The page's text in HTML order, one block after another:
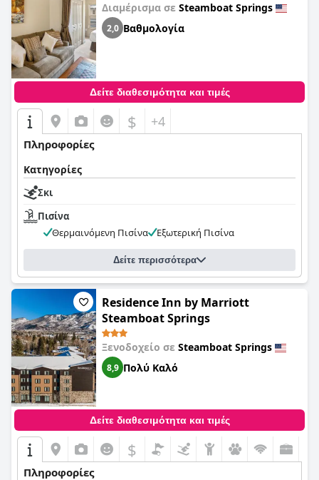
Διαμέρισμα σε Steamboat Springs
2,0 Βαθμολογία
Δείτε διαθεσιμότητα και τιμές
$ +4
Πληροφορίες
Κατηγορίες
Σκι
Πισίνα
Θερμαινόμενη Πισίνα
Εξωτερική Πισίνα
Δείτε περισσότερα
Residence Inn by Marriott
Steamboat Springs
Ξενοδοχείο σε Steamboat Springs
8,9 Πολύ Καλό
Δείτε διαθεσιμότητα και τιμές
$
Πληροφορίες